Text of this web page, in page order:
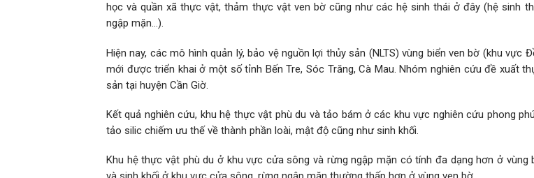
học và quần xã thực vật, thảm thực vật ven bờ cũng như các hệ sinh thái ở đây (hệ sinh
ngập mặn…).
Hiện nay, các mô hình quản lý, bảo vệ nguồn lợi thủy sản (NLTS) vùng biển ven bờ (khu vực
mới được triển khai ở một số tỉnh Bến Tre, Sóc Trăng, Cà Mau. Nhóm nghiên cứu đề xuất
sản tại huyện Cần Giờ.
Kết quả nghiên cứu, khu hệ thực vật phù du và tảo bám ở các khu vực nghiên cứu phong
tảo silic chiếm ưu thế về thành phần loài, mật độ cũng như sinh khối.
Khu hệ thực vật phù du ở khu vực cửa sông và rừng ngập mặn có tính đa dạng hơn ở vùng